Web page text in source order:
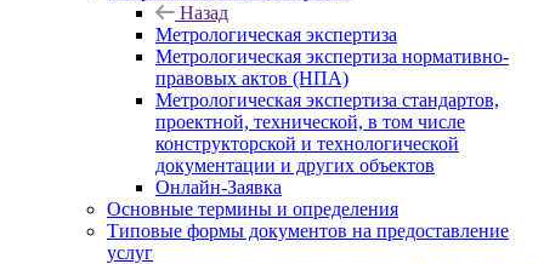
Назад
Метрологическая экспертиза
Метрологическая экспертиза нормативно-
правовых актов (НПА)
Метрологическая экспертиза стандартов,
проектной, технической, в том числе
конструкторской и технологической
документации и других объектов
Онлайн-Заявка
Основные термины и определения
Типовые формы документов на предоставление
услуг